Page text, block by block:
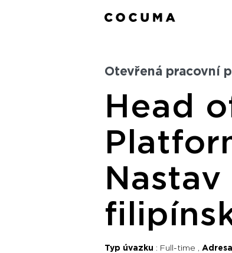
Otevřená pracovní
Head
Typ úvazku Full-time Adresa